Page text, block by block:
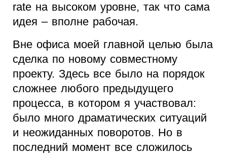
rate на высоком уровне, так что сама
идея – вполне рабочая.
Вне офиса моей главной целью была
сделка по новому совместному
проекту. Здесь все было на порядок
сложнее любого предыдущего
процесса, в котором я участвовал:
было много драматических ситуаций
и неожиданных поворотов. Но в
последний момент все сложилось